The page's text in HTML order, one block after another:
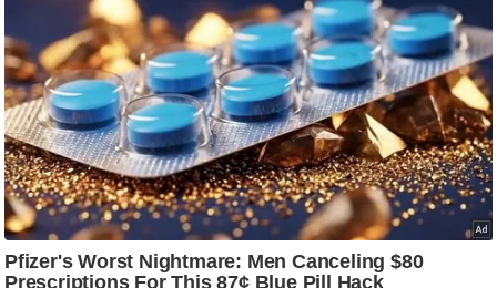
स्टा
इ
ल
टे
क्नॉ
लॉ
जी
ब्यू
टी